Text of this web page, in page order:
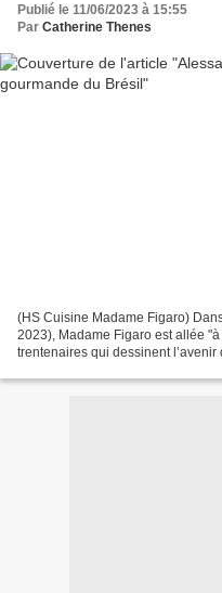
Publié le 11/06/2023 à 15:55
Par Catherine Thenes
(HS Cuisine Madame Figaro)
2023), Madame Figaro est allée
trentenaires qui dessinent l’avenir